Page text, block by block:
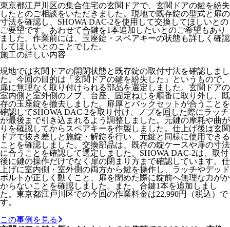
東京都江戸川区の集合住宅の玄関ドアで、玄関ドアの鍵を紛失
したとのご相談をいただきました。現地で既存錠の型式と扉の
寸法を確認し、SHOWA DAC-2を使用して交換してほしいとの
ご要望です。あわせて合鍵を1本追加したいとのご希望もあり
ました。作業前には、玉座錠・スペアキーの状態も詳しく確認
してほしいとのことでした。
施工の詳しい内容
現地では玄関ドアの開閉状態と既存錠の取付寸法を確認しまし
た。今回の目的は「玄関ドアの鍵を紛失した」というもので、
扉に無理なく取り付けられる部品を選定しました。玄関ドアの
室内側と室外側のノブ、台座、固定ねじを順番に取り外し、既
存の玉座錠を撤去しました。扉厚とバックセットが合うことを
確認してSHOWA DAC-2を取り付け、ノブを回した際にラッチ
が最後まで引き込まれるよう調整しました。元鍵の摩耗や曲が
りを確認してからスペアキーを作製しました。仕上げ後は玄関
ドアで抜き差しと施錠・解錠を行い、元鍵と同様に使用できる
ことを確認しました。交換部品は、既存の錠ケースや扉の寸法
に合うことを確認して選定しました。SHOWA DAC-2は、取付
後に鍵の操作だけでなく扉の閉まり方まで確認しています。仕
上げに室内側・室外側の両方から鍵を操作し、ラッチやデッド
ボルトが正しく動くこと、扉を閉めた際に錠前へ無理な力がか
からないことを確認しました。また、合鍵1本を追加しまし
た。東京都江戸川区での今回の作業料金は22,990円（税込）で
す。
この事例を見る